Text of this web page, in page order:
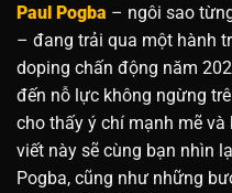
Paul Pogba – ngôi sao
– đang trải qua một hành
doping chấn động năm
đến nỗ lực không ngừng
cho thấy ý chí mạnh mẽ
viết này sẽ cùng bạn nhìn
Pogba, cũng như những